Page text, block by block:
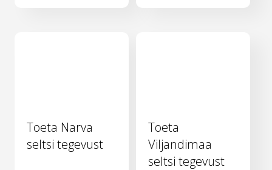
Toeta Narva
seltsi tegevust
Toeta
Viljandimaa
seltsi tegevust